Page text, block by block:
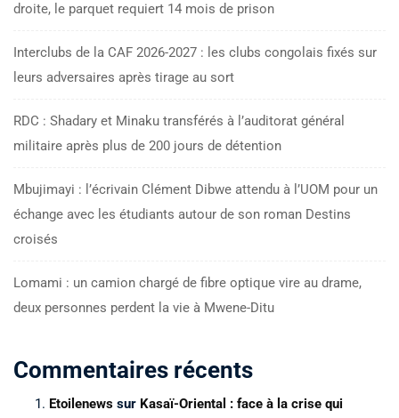
droite, le parquet requiert 14 mois de prison
Interclubs de la CAF 2026-2027 : les clubs congolais fixés sur
leurs adversaires après tirage au sort
RDC : Shadary et Minaku transférés à l’auditorat général
militaire après plus de 200 jours de détention
Mbujimayi : l’écrivain Clément Dibwe attendu à l’UOM pour un
échange avec les étudiants autour de son roman Destins
croisés
Lomami : un camion chargé de fibre optique vire au drame,
deux personnes perdent la vie à Mwene-Ditu
Commentaires récents
Etoilenews sur Kasaï-Oriental : face à la crise qui